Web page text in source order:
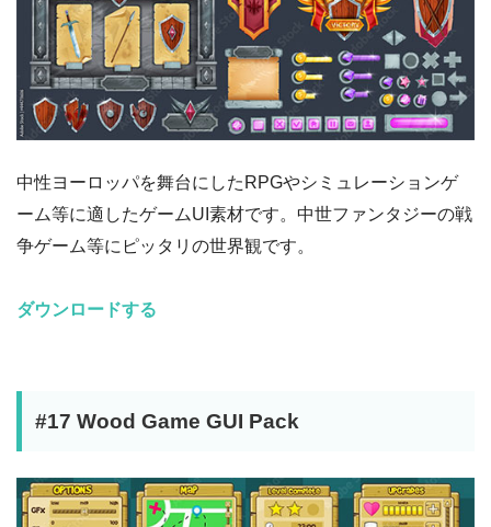
中性ヨーロッパを舞台にしたRPGやシミュレーションゲ
ーム等に適したゲームUI素材です。中世ファンタジーの戦
争ゲーム等にピッタリの世界観です。
ダウンロードする
#17 Wood Game GUI Pack